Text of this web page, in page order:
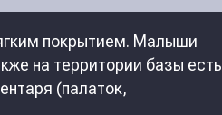
покрытием. Малыши
на территории базы есть
(палаток,